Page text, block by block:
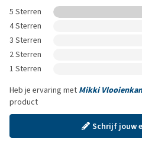
5 Sterren
4 Sterren
3 Sterren
2 Sterren
1 Sterren
Heb je ervaring met Mikki
product
Schrijf jouw